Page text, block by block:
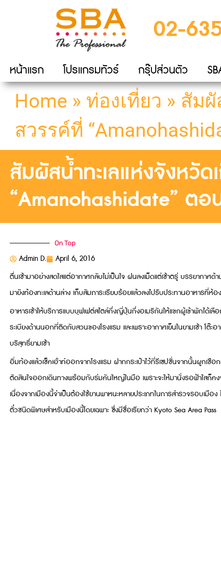
02-
หน้าแรก โปรแกรมทัวร์ กรุ๊ปส่วนตัว
Home » ท่องเที่ยว » สัมผั
สวรรค์ที่
สัมผัสน้ำทะเลแห่งจังหวั
“Amanohashidate” ต
On Top
Admin D. April 6, 2016
ตื่นเช้ามาอย่างสดใสแต่อากาศกลับไม่เป็นใจ ฝนลงเม็ดแต่เช้าตรู่ บรรยาก
มายังท้องทะเลด้านล่าง เก็บสัมภาระเรียบร้อยแล้วลงไปรับประทานอาหารที่ห้
อาหารเช้าให้บริการแบบบุฟเฟต์สไตล์กึ่งญี่ปุ่นกึ่งอเมริกันให้แขกผู้เข้าพักได้เ
ระเบียงด้านนอกที่ติดกับสวนของโรงแรม และเพราะอากาศเย็นในยามเช้า
บริสุทธิ์ยามเช้า
อิ่มท้องแล้วเช็คเอ้าท์ออกจากโรงแรม ฝากกระเป๋าไว้ที่รีเซปชั่นจากนั้นผูกเชื
ตัดสินใจออกเดินทางพร้อมกับร่มคันใหญ่ในมือ เพราะจะให้มานั่งรอฟ้าใสก็ค
เนื่องจากเมืองนี้จำเป็นต้องใช้ยานพาหนะหลายประเภทในการสำรวจรอบเมือ
ตั๋วชนิดพิเศษสำหรับเมืองนี้โดยเฉพาะ ซึ่งมีชื่อเรียกว่า Kyoto Sea Area Pass